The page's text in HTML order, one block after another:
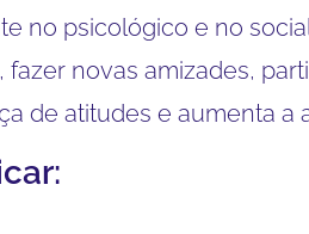
no psicológico e no
novas amizades,
de atitudes e aumenta a